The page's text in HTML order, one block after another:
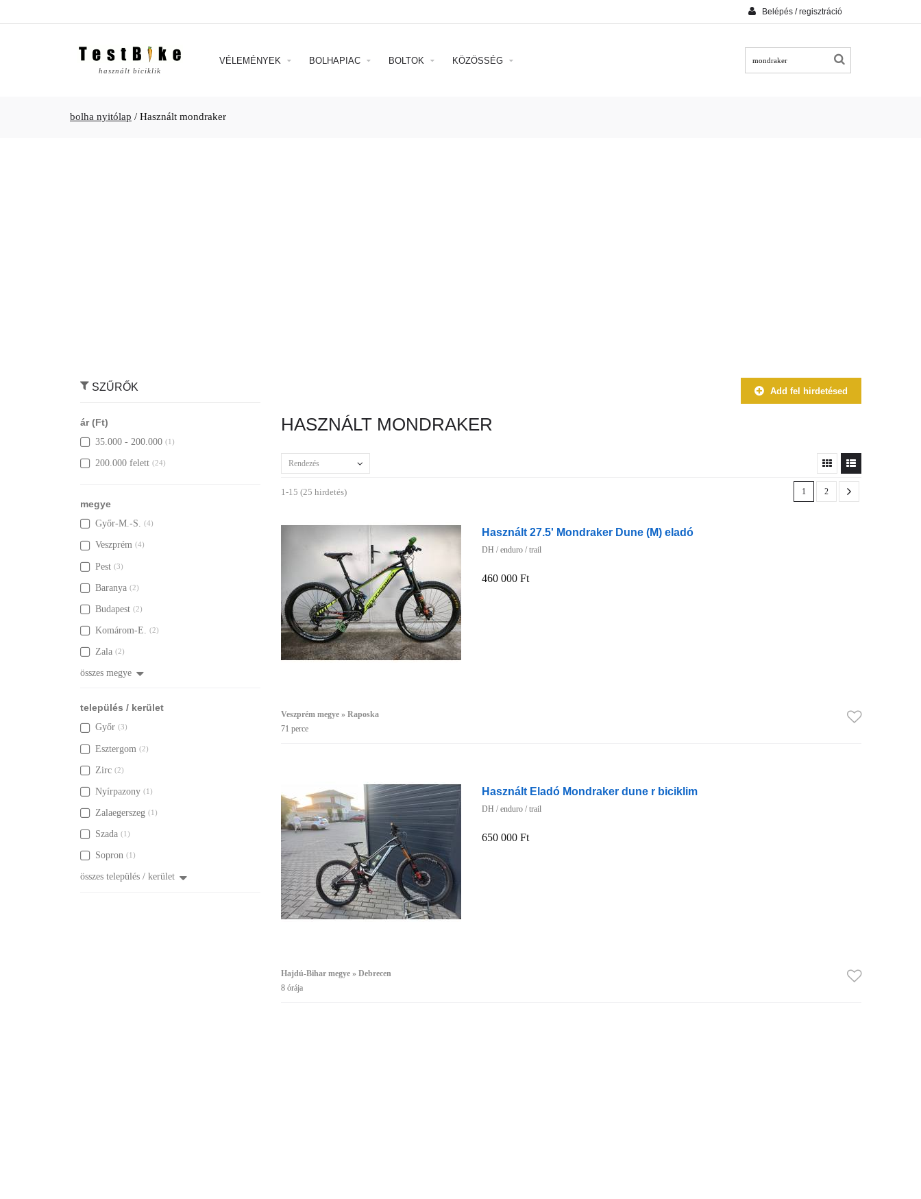
Belépés / regisztráció
használt biciklik
VÉLEMÉNYEK BOLHAPIAC BOLTOK KÖZÖSSÉG
bolha nyitólap / Használt mondraker
SZŰRŐK
ár (Ft)
35.000 - 200.000 (1)
200.000 felett (24)
megye
Győr-M.-S. (4)
Veszprém (4)
Pest (3)
Baranya (2)
Budapest (2)
Komárom-E. (2)
Zala (2)
összes megye
település / kerület
Győr (3)
Esztergom (2)
Zirc (2)
Nyírpazony (1)
Zalaegerszeg (1)
Szada (1)
Sopron (1)
összes település / kerület
Add fel hirdetésed
HASZNÁLT MONDRAKER
Rendezés
1-15 (25 hirdetés) 1 2
Használt 27.5' Mondraker Dune (M) eladó
DH / enduro / trail
460 000 Ft
Veszprém megye » Raposka
71 perce
Használt Eladó Mondraker dune r biciklim
DH / enduro / trail
650 000 Ft
Hajdú-Bihar megye » Debrecen
8 órája